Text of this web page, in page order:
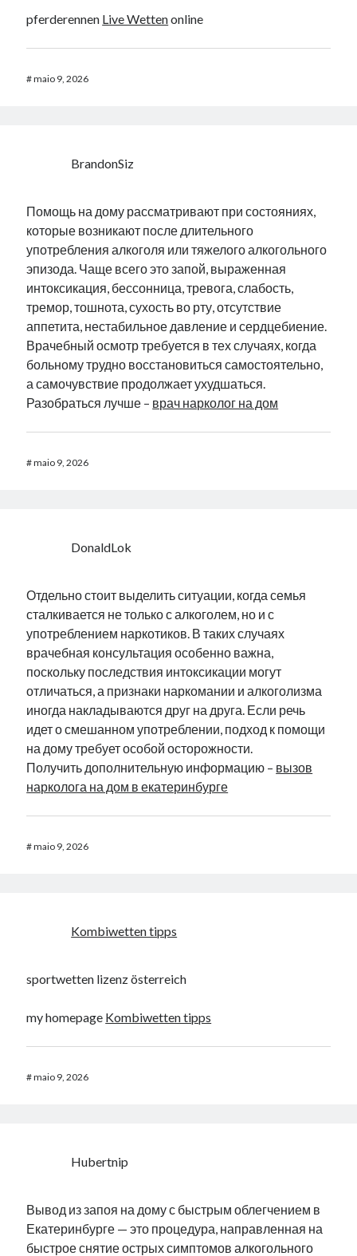
pferderennen Live Wettenonline
#maio 9, 2026
BrandonSiz
Помощь на дому рассматривают при состояниях,
которые возникают после длительного
употребления алкоголя или тяжелого алкогольного
эпизода. Чаще всего это запой, выраженная
интоксикация, бессонница, тревога, слабость,
тремор, тошнота, сухость во рту, отсутствие
аппетита, нестабильное давление и сердцебиение.
Врачебный осмотр требуется в тех случаях, когда
больному трудно восстановиться самостоятельно,
а самочувствие продолжает ухудшаться.
Разобраться лучше – врач нарколог на дом
#maio 9, 2026
DonaldLok
Отдельно стоит выделить ситуации, когда семья
сталкивается не только с алкоголем, но и с
употреблением наркотиков. В таких случаях
врачебная консультация особенно важна,
поскольку последствия интоксикации могут
отличаться, а признаки наркомании и алкоголизма
иногда накладываются друг на друга. Если речь
идет о смешанном употреблении, подход к помощи
на дому требует особой осторожности.
Получить дополнительную информацию – вызов
нарколога на дом в екатеринбурге
#maio 9, 2026
Kombiwetten tipps
sportwetten lizenz österreich
my homepage Kombiwetten tipps
#maio 9, 2026
Hubertnip
Вывод из запоя на дому с быстрым облегчением в
Екатеринбурге — это процедура, направленная на
быстрое снятие острых симптомов алкогольного